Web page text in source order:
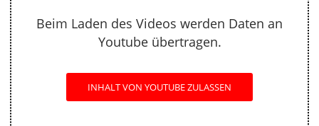
Beim Laden des Videos werden Daten an
Youtube übertragen.
INHALT VON YOUTUBE ZULASSEN